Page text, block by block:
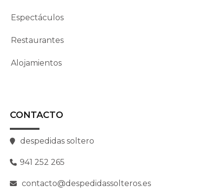
Espectáculos
Restaurantes
Alojamientos
CONTACTO
despedidas soltero
941 252 265
contacto@despedidassolteros.es